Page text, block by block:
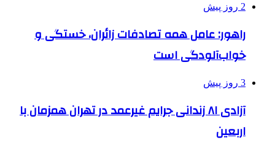
2 روز پیش
راهور: عامل همه تصادفات زائران، خستگی و
خواب‌آلودگی است
3 روز پیش
آزادی ۸۱ زندانی جرایم غیرعمد در تهران همزمان با
اربعین